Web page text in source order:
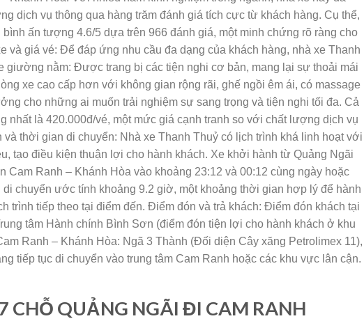
dịch vụ thông qua hàng trăm đánh giá tích cực từ khách hàng. Cụ thể,
ấn tượng 4.6/5 dựa trên 966 đánh giá, một minh chứng rõ ràng cho
và giá vé: Để đáp ứng nhu cầu đa dạng của khách hàng, nhà xe Thanh
giường nằm: Được trang bị các tiện nghi cơ bản, mang lại sự thoải mái
xe cao cấp hơn với không gian rộng rãi, ghế ngồi êm ái, có massage
cho những ai muốn trải nghiệm sự sang trọng và tiện nghi tối đa. Cả
nhất là 420.000đ/vé, một mức giá cạnh tranh so với chất lượng dịch vụ
thời gian di chuyển: Nhà xe Thanh Thuỷ có lịch trình khá linh hoạt với
tạo điều kiện thuận lợi cho hành khách. Xe khởi hành từ Quảng Ngãi
Cam Ranh – Khánh Hòa vào khoảng 23:12 và 00:12 cùng ngày hoặc
chuyển ước tính khoảng 9.2 giờ, một khoảng thời gian hợp lý để hành
trình tiếp theo tại điểm đến. Điểm đón và trả khách: Điểm đón khách tại
tâm Hành chính Bình Sơn (điểm đón tiện lợi cho hành khách ở khu
Ranh – Khánh Hòa: Ngã 3 Thành (Đối diện Cây xăng Petrolimex 11),
tiếp tục di chuyển vào trung tâm Cam Ranh hoặc các khu vực lân cận.
CHỖ QUẢNG NGÃI ĐI CAM RANH